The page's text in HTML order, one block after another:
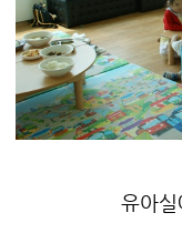
유아실